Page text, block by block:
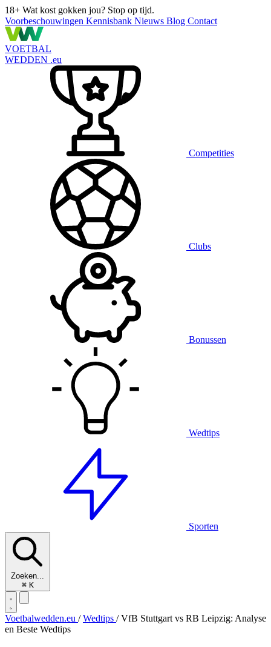
18+ Wat kost gokken jou? Stop op tijd.
Voorbeschouwingen Kennisbank Nieuws Blog Contact
VOETBAL
WEDDEN .eu
Competities
Clubs
Bonussen
Wedtips
Sporten
Zoeken...
⌘ K
Voetbalwedden.eu / Wedtips / VfB Stuttgart vs RB Leipzig: Analyse
en Beste Wedtips